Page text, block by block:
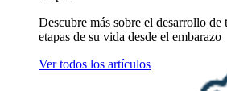
Descubre más sobre el desarrollo
etapas de su vida desde el embarazo
Ver todos los artículos